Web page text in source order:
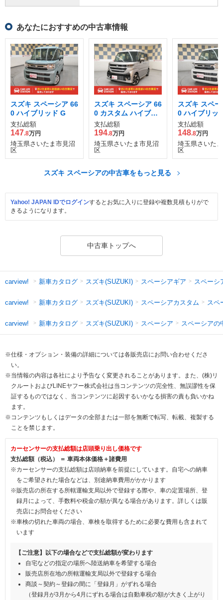
あなたにおすすめの中古車情報
スズキ スペーシア 66
0 ハイブリッド G
支払総額
147.8万円
埼玉県さいたま市見沼
区
スズキ スペーシア 66
0 カスタム ハイブリ
ッド XS
支払総額
194.8万円
埼玉県さいたま市見沼
区
スズキ スペ
0 ハイブリッ
支払総額
148.8万円
埼玉県さいた
区
スズキ スペーシアの中古車をもっと見る
Yahoo! JAPAN IDでログインするとお気に入りに登録や複数見積もりがで
きるようになります。
中古車トップへ
carview! 新車カタログ スズキ(SUZUKI) スペーシアギア スペーシ
carview! 新車カタログ スズキ(SUZUKI) スペーシアカスタム スペ
carview! 新車カタログ スズキ(SUZUKI) スペーシア スペーシアの
※仕様・オプション・装備の詳細については各販売店にお問い合わせくださ
い。
※当情報の内容は各社により予告なく変更されることがあります。また、(株)リ
クルートおよびLINEヤフー株式会社は当コンテンツの完全性、無誤謬性を保
証するものではなく、当コンテンツに起因するいかなる損害の責も負いかね
ます。
※コンテンツもしくはデータの全部または一部を無断で転写、転載、複製する
ことを禁じます。
カーセンサーの支払総額は店頭乗り出し価格です
支払総額（税込） ＝ 車両本体価格＋諸費用
※カーセンサーの支払総額は店頭納車を前提にしています。自宅への納車
をご希望された場合などは、別途納車費用がかかります
※販売店の所在する所轄運輸支局以外で登録する際や、車の定置場所、登
録月によって、手数料や税金の額が異なる場合があります。詳しくは販
売店にお問合せください
※車検の切れた車両の場合、車検を取得するために必要な費用も含まれて
います
【ご注意】以下の場合などで支払総額が変わります
自宅などの指定の場所へ陸送納車を希望する場合
販売店所在地の所轄運輸支局以外で登録する場合
商談～契約～登録の間に「登録月」がずれる場合
（登録月が3月から4月にずれる場合は自動車税の額が大きく上がり